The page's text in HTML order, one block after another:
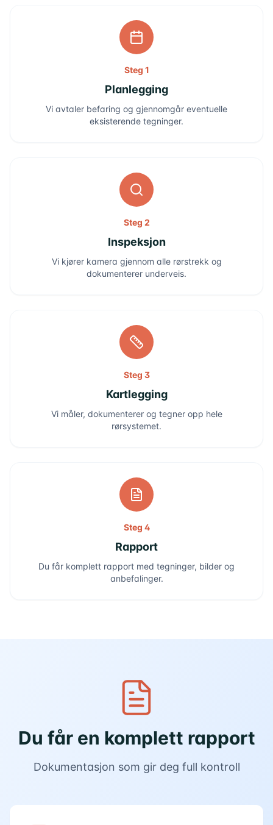
Steg 1
Planlegging
Vi avtaler befaring og gjennomgår eventuelle
eksisterende tegninger.
Steg 2
Inspeksjon
Vi kjører kamera gjennom alle rørstrekk og
dokumenterer underveis.
Steg 3
Kartlegging
Vi måler, dokumenterer og tegner opp hele
rørsystemet.
Steg 4
Rapport
Du får komplett rapport med tegninger, bilder og
anbefalinger.
Du får en komplett rapport
Dokumentasjon som gir deg full kontroll